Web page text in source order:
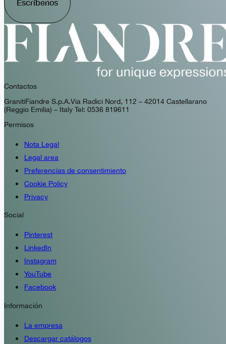
Escríbenos
Contactos
GranitiFiandre S.p.A. Via Radici Nord, 112 – 42014 Castellarano
(Reggio Emilia) – Italy Tel: 0536 819611
Permisos
Nota Legal
Legal area
Preferencias de consentimiento
Cookie Policy
Privacy
Social
Pinterest
LinkedIn
Instagram
YouTube
Facebook
Información
La empresa
Descargar catálogos